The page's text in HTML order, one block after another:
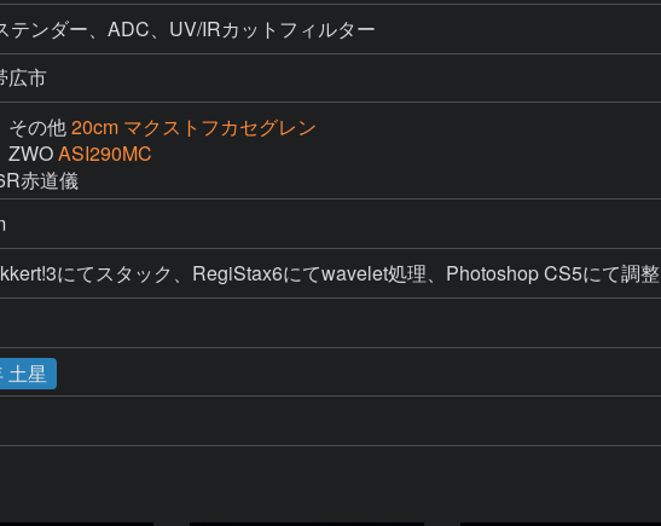
テンダー、ADC、UV/IRカットフィルター
広市
その他20cm マクストフカセグレン
ZWOASI290MC
赤道儀
にてスタック、RegiStax6にてwavelet処理、Photoshop CS5にて調整
土星